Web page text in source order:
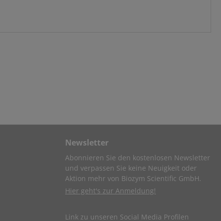
Newsletter
Abonnieren Sie den kostenlosen Newsletter
und verpassen Sie keine Neuigkeit oder
Aktion mehr von Biozym Scientific GmbH.
Hier geht's zur Anmeldung!
Link zu unseren Social Media Profilen